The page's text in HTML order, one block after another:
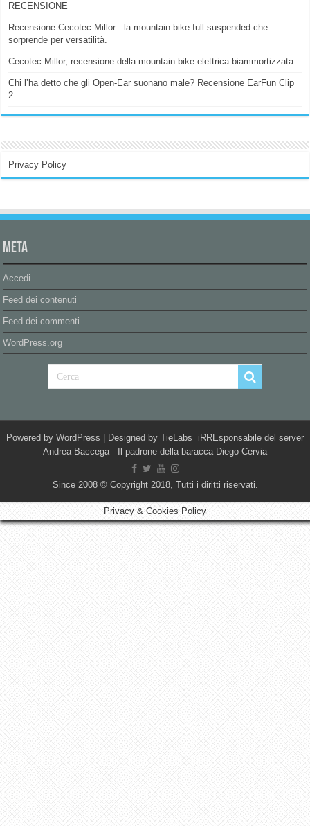
RECENSIONE
Recensione Cecotec Millor : la mountain bike full suspended che
sorprende per versatilità.
Cecotec Millor, recensione della mountain bike elettrica biammortizzata.
Chi l’ha detto che gli Open-Ear suonano male? Recensione EarFun Clip
2
Privacy Policy
Meta
Accedi
Feed dei contenuti
Feed dei commenti
WordPress.org
Powered by WordPress | Designed by TieLabs iRREsponsabile del server
Andrea Baccega Il padrone della baracca Diego Cervia
Since 2008 © Copyright 2018, Tutti i diritti riservati.
Privacy & Cookies Policy